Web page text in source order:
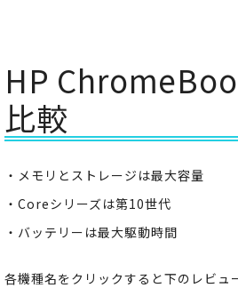
HP
比較
・メモリとストレージは最大容量
・Coreシリーズは第10世代
・バッテリーは最大駆動時間
各機種名をクリックすると下のレビュ